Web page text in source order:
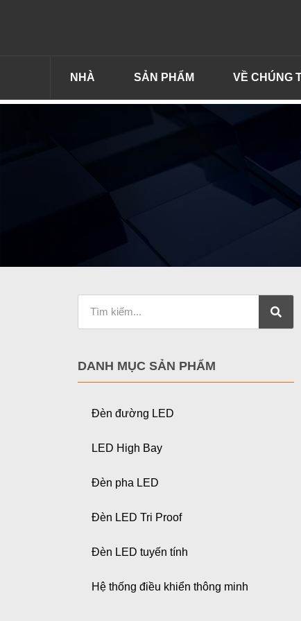
NHÀ SẢN PHẨM VỀ CHÚNG
DANH MỤC SẢN PHẨM
Đèn đường LED
LED High Bay
Đèn pha LED
Đèn LED Tri Proof
Đèn LED tuyến tính
Hệ thống điều khiển thông minh